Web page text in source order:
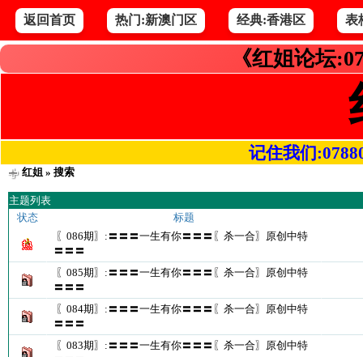
返回首页 热门:新澳门区 经典:香港区 表
《红姐论坛
记住我们
红姐» 搜索
主题列表
状态
标题
〖086期〗:〓〓〓一生有你〓〓〓〖杀一合〗原创中特
〓〓〓
〖085期〗:〓〓〓一生有你〓〓〓〖杀一合〗原创中特
〓〓〓
〖084期〗:〓〓〓一生有你〓〓〓〖杀一合〗原创中特
〓〓〓
〖083期〗:〓〓〓一生有你〓〓〓〖杀一合〗原创中特